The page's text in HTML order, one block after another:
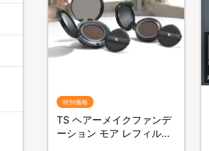
特別価格
TS ヘアーメイクファンデ
ーション モア レフィル付